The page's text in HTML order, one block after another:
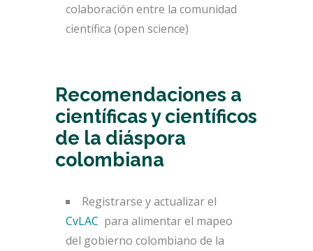
colaboración entre la comunidad
científica (open science)
Recomendaciones a
científicas y científicos
de la diáspora
colombiana
Registrarse y actualizar el
CvLAC para alimentar el mapeo
del gobierno colombiano de la